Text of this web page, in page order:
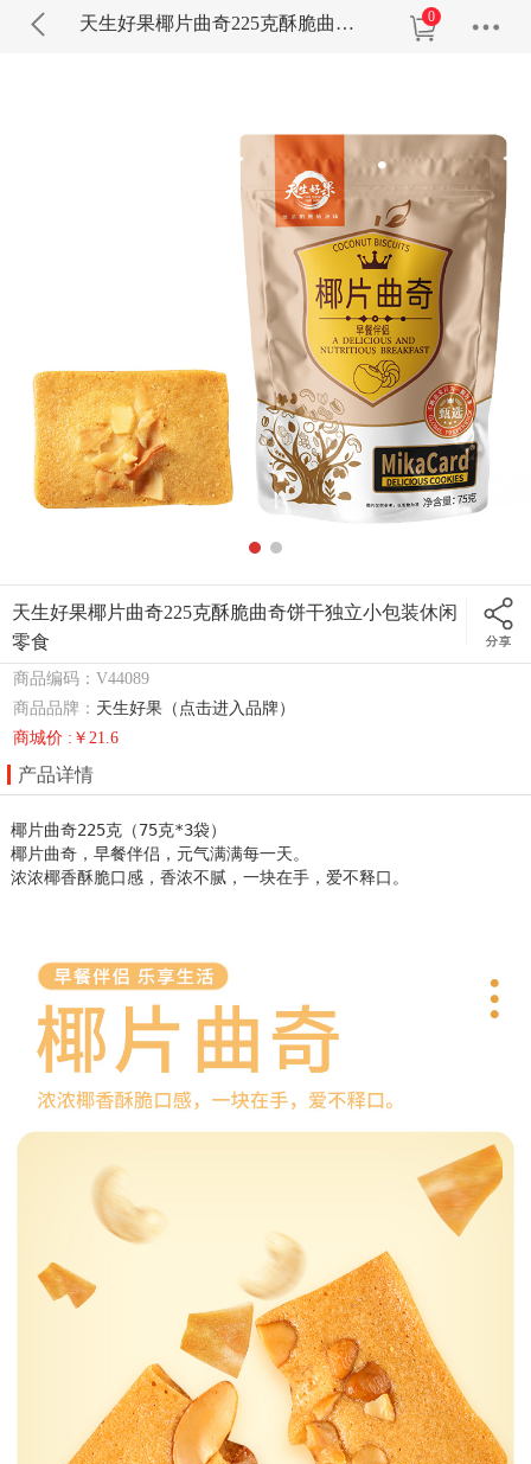
天生好果椰片曲奇225克酥脆曲奇饼干独立小包装休闲零食 0
天生好果椰片曲奇225克酥脆曲奇饼干独立小包装休闲
零食
商品编码：V44089
商品品牌： 天生好果（点击进入品牌）
商城价 :￥21.6
产品详情
椰片曲奇225克（75克*3袋）
椰片曲奇，早餐伴侣，元气满满每一天。
浓浓椰香酥脆口感，香浓不腻，一块在手，爱不释口。